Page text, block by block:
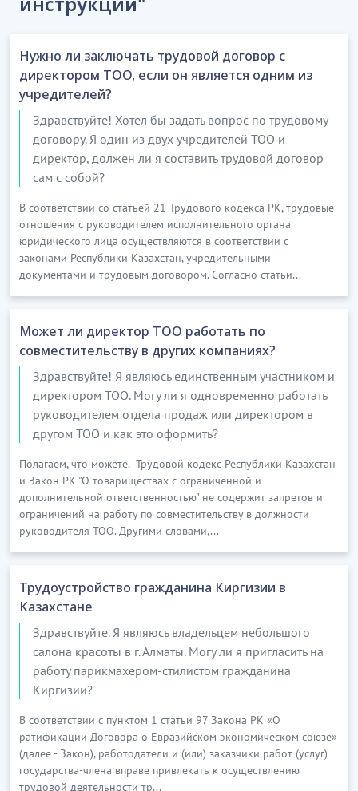
..........
4) расчет себестоимости продукции, подлежащей
..........
8) внесение корректировок в калькуляционные
закупочных цен и торговых наценок;
..........
9. При выполнении своих должностных
обязанностей Работник обязан:
1) добросовестно выполнять свои должностные
обязанности (трудовую функцию) в соответствии с
инструкцией;
...........
1) передавать, предоставлять третьим лицам в
любой форме и на любых носителях информации
материалы и документацию, касающиеся
выполняемой работы, имеющие
конфиденциальный характер, без
порядке с непосредственным или вышестоящим
руководителем;
…………………………
[Скрытый текст. Полная версия доступна после
5. ПРАВА
12. Работник имеет право:
1) представлять интересы Работодателя во
Нужно ли заключать трудовой договор с
директором ТОО, если он является одним из
учредителей?
Здравствуйте! Хотел бы задать вопрос по трудовому
договору. Я один из двух учредителей ТОО и
директор, должен ли я составить трудовой договор
сам с собой?
В соответствии со статьей 21 Трудового кодекса РК, трудовые
отношения с руководителем исполнительного органа
юридического лица осуществляются в соответствии с
законами Республики Казахстан, учредительными
документами и трудовым договором. Согласно статьи...
Может ли директор ТОО работать по
совместительству в других компаниях?
Здравствуйте! Я являюсь единственным участником и
директором ТОО. Могу ли я одновременно работать
руководителем отдела продаж или директором в
другом ТОО и как это оформить?
Полагаем, что можете. Трудовой кодекс Республики Казахстан
и Закон РК "О товариществах с ограниченной и
дополнительной ответственностью" не содержит запретов и
ограничений на работу по совместительству в должности
руководителя ТОО. Другими словами,...
Трудоустройство гражданина Киргизии в
Казахстане
Здравствуйте. Я являюсь владельцем небольшого
салона красоты в г. Алматы. Могу ли я пригласить на
работу парикмахером-стилистом гражданина
Киргизии?
В соответствии с пунктом 1 статьи 97 Закона РК «О
ратификации Договора о Евразийском экономическом союзе»
(далее - Закон), работодатели и (или) заказчики работ (услуг)
государства-члена вправе привлекать к осуществлению
трудовой деятельности тр...